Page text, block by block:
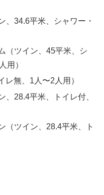
、34.6平米、シャワー・
（ツイン、45平米、シ
用）
レ無、1人〜2人用）
、28.4平米、トイレ付、
（ツイン、28.4平米、ト